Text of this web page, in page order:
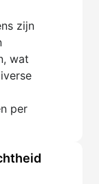
zijn
wat
per